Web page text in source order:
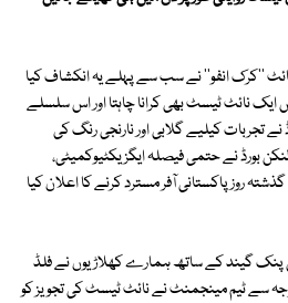
''کرک انفو'' نے سب سے پہلے یہ انکشاف کیا
نائٹ ٹیسٹ بھی کرانا چاہتا اور اس سلسلے
نے تجربات کیلیے گلابی اور نارنجی رنگ کی
بورڈ نے حتمی فیصلہ ایگزیکٹیوکمیٹی،
گذشتہ روز پاکستانی آفر مسترد کرنے کا اعلان کیا
پنک گیند کے ساتھ ہمارے کھلاڑیوں نے فلڈ
سے ٹیم مینجمنٹ نے نائٹ ٹیسٹ کی تجویز کو